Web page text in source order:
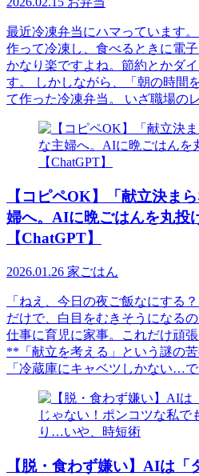
最近冷凍弁当にハマっています
作って冷凍し、食べるときに電
かなり楽ですよね。節約とかダ
す。 しかしながら、「朝の時間
て作った冷凍弁当。 いざ職場の
【コピペOK】「献立決ま
婦へ。AIに晩ごはんを丸投
【ChatGPT】
2026.01.26 家ごはん
「ねえ、今日の夜ご飯なにする
だけで、白目をむきそうになる
仕事に育児に家事。これだけ頑
**「献立を考える」という謎の
「冷蔵庫にキャベツしかない…
【脱・食わず嫌い】AIは「